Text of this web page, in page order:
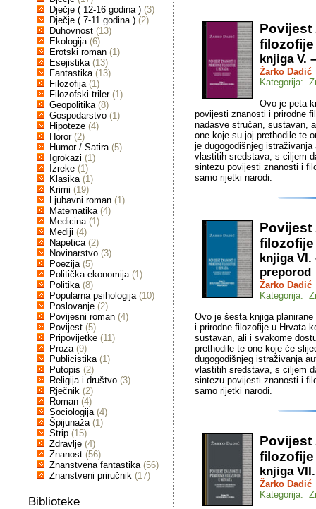
Dječje ( 12-16 godina ) (3)
Dječje ( 7-11 godina ) (2)
Duhovnost (13)
Ekologija (6)
Erotski roman (1)
Esejistika (13)
Fantastika (13)
Filozofija (1)
Filozofski triler (1)
Geopolitika (8)
Gospodarstvo (1)
Hipoteze (4)
Horor (2)
Humor / Satira (5)
Igrokazi (1)
Izreke (1)
Klasika (1)
Krimi (19)
Ljubavni roman (1)
Matematika (4)
Medicina (1)
Mediji (4)
Napetica (2)
Novinarstvo (3)
Poezija (5)
Politička ekonomija (1)
Politika (8)
Popularna psihologija (10)
Poslovanje (2)
Povijesni roman (4)
Povijest (5)
Pripovijetke (11)
Proza (9)
Publicistika (1)
Putopis (2)
Religija i društvo (3)
Rječnik (2)
Roman (4)
Sociologija (4)
Špijunaža (1)
Strip (15)
Zdravlje (4)
Znanost (56)
Znanstvena fantastika (56)
Znanstveni priručnik (17)
Biblioteke
Povijest
filozofije
knjiga V.
Žarko Dadić
Kategorija:
Ovo je peta
povijesti znanosti i prirodne
nadasve stručan, sustavan,
one koje su joj prethodile te
je dugogodišnjeg
vlastitih sredstava, s ciljem
sintezu povijesti znanosti i
samo rijetki narodi.
Povijest
filozofije
knjiga
preporod
Žarko Dadić
Kategorija:
Ovo je šesta knjiga
i prirodne filozofije u Hrvata
sustavan, ali i svakome
prethodile te one koje će
dugogodišnjeg istraživanja
vlastitih sredstava, s ciljem
sintezu povijesti znanosti i
samo rijetki narodi.
Povijest
filozofije
knjiga
Žarko Dadić
Kategorija: